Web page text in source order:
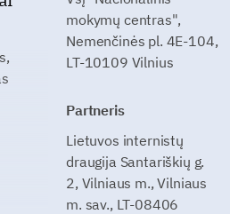
mokymų centras",
Nemenčinės pl. 4E-104,
LT-10109 Vilnius
Partneris
Lietuvos internistų
draugija Santariškių g.
2, Vilniaus m., Vilniaus
m. sav., LT-08406